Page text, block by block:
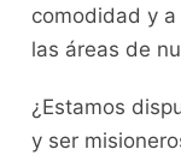
comodidad y
las áreas de
¿Estamos
y ser